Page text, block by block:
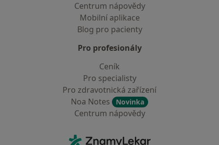
Centrum nápovědy
Mobilní aplikace
Blog pro pacienty
Pro profesionály
Ceník
Pro specialisty
Pro zdravotnická zařízení
Noa Notes
Novinka
Centrum nápovědy
ZnamyLekar - Hlavní stránka